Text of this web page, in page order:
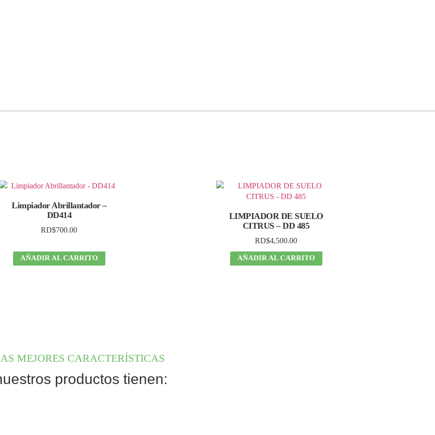
Limpiador Abrillantador –
DD414
RD$700.00
AÑADIR AL CARRITO
LIMPIADOR DE SUELO
CITRUS – DD 485
RD$4,500.00
AÑADIR AL CARRITO
MEJORES CARACTERÍSTICAS
productos tienen: